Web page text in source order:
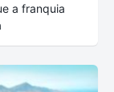
a franquia